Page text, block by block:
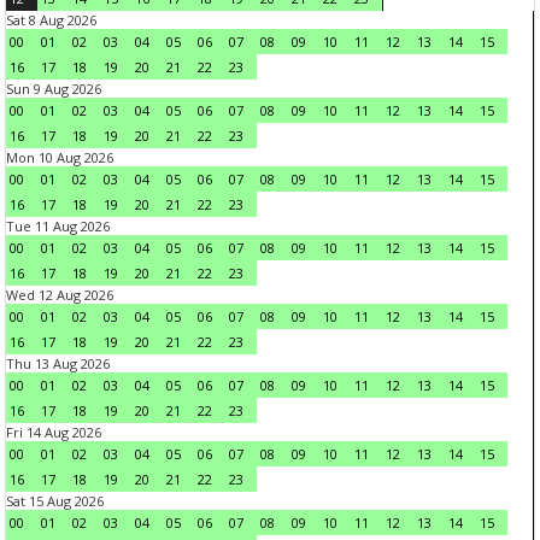
Sat 8 Aug 2026
00
01 02 03 04 05 06 07 08 09 10 11 12 13 14
15
16
17 18 19 20 21 22
23
Sun 9 Aug 2026
00
01 02 03 04 05 06 07 08 09 10 11 12 13 14
15
16
17 18 19 20 21 22
23
Mon 10 Aug 2026
00
01 02 03 04 05 06 07 08 09 10 11 12 13 14
15
16
17 18 19 20 21 22
23
Tue 11 Aug 2026
00
01 02 03 04 05 06 07 08 09 10 11 12 13 14
15
16
17 18 19 20 21 22
23
Wed 12 Aug 2026
00
01 02 03 04 05 06 07 08 09 10 11 12 13 14
15
16
17 18 19 20 21 22
23
Thu 13 Aug 2026
00
01 02 03 04 05 06 07 08 09 10 11 12 13 14
15
16
17 18 19 20 21 22
23
Fri 14 Aug 2026
00
01 02 03 04 05 06 07 08 09 10 11 12 13 14
15
16
17 18 19 20 21 22
23
Sat 15 Aug 2026
00
01 02 03 04 05 06 07 08 09 10 11 12 13 14
15